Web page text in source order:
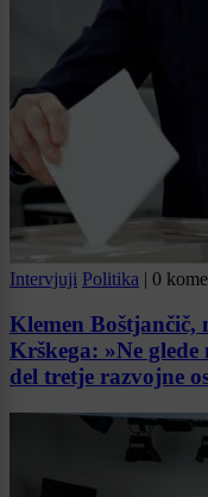
Intervjuji Politika | 0
Klemen Boštjančič,
Krškega: »Ne
del tretje razvojne